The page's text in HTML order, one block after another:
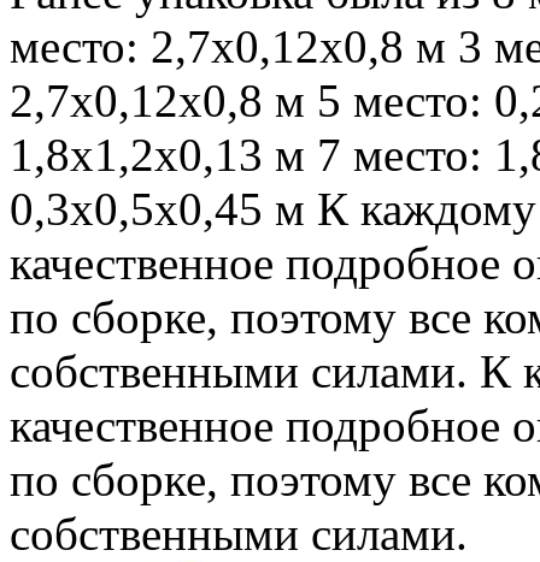
место: 2,7х0,12х0,8 м 3
2,7х0,12х0,8 м 5 место:
1,8х1,2х0,13 м 7 место:
0,3х0,5х0,45 м К каждому
качественное подробное
по сборке, поэтому все
собственными силами. К
качественное подробное
по сборке, поэтому все
собственными силами.